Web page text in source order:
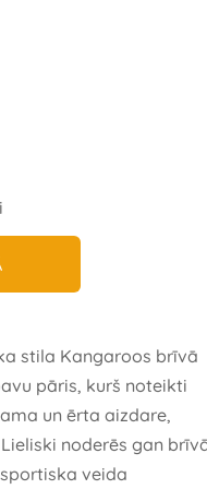
stila Kangaroos brīvā
pāris, kurš noteikti
un ērta aizdare,
noderēs gan
veida